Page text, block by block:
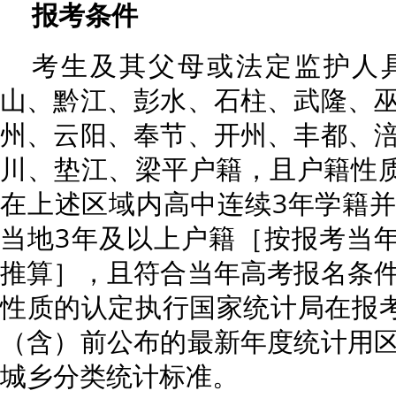
报考条件
考生及其父母或法定监护人
山、黔江、彭水、石柱、武隆、
州、云阳、奉节、开州、丰都、
川、垫江、梁平户籍，且户籍性
在上述区域内高中连续3年学籍
当地3年及以上户籍［按报考当
推算］，且符合当年高考报名条
性质的认定执行国家统计局在报
（含）前公布的最新年度统计用
城乡分类统计标准。